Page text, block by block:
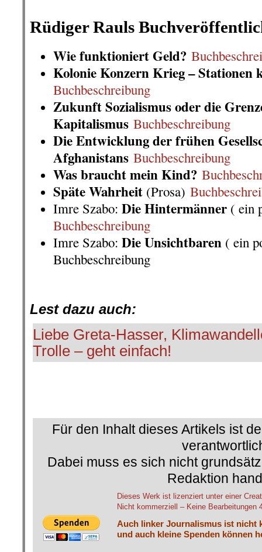
Rüdiger Rauls
Wie funktioniert Geld?
Kolonie Konzern Krieg –
Buchbeschreibung
Zukunft Sozialismus oder die
Kapitalismus Buchbeschreibung
Die Entwicklung der frühen
Afghanistans Buchbeschreibung
Was braucht mein Kind?
Späte Wahrheit (Prosa)
Imre Szabo: Die Hintermänner ( ein
Buchbeschreibung
Imre Szabo: Die Unsichtbaren ( ein
Buchbeschreibung
Lest dazu auch:
Liebe Greta-Hasser,
Trolle – geht einfach!
Für den Inhalt dieses Artikels ist
Dabei muss es sich nicht
Redaktion
Dieses Werk ist lizenziert unter einer
Nicht kommerziell – Keine Bearbeitungen
Auch linker Journalismus ist nicht
und auch kleine Spenden können